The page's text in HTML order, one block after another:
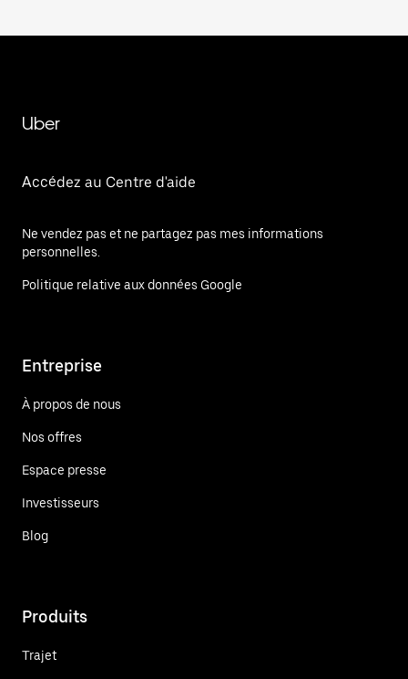
Uber
Accédez au Centre d'aide
Ne vendez pas et ne partagez pas mes informations
personnelles.
Politique relative aux données Google
Entreprise
À propos de nous
Nos offres
Espace presse
Investisseurs
Blog
Produits
Trajet